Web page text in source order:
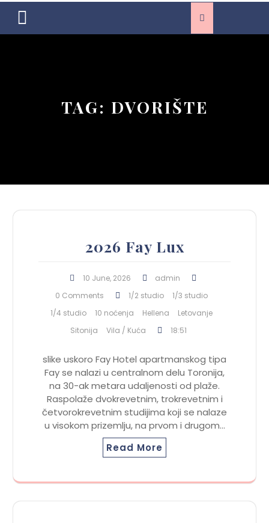
Open
TAG: DVORIŠTE
2026 Fay Lux
10 June, 2026
admin
0 Comments
1/2 studio
1/3 studio
1/4 studio
10 noćenja Hellena
Letovanje
Sitonija
Vila / Kuća 18:51
slike uskoro Fay Hotel apartmanskog tipa
Fay se nalazi u centralnom delu Toronija,
na 30-ak metara udaljenosti od plaže.
Raspolaže dvokrevetnim, trokrevetnim i
četvorokrevetnim studijima koji se nalaze
u visokom prizemlju, na prvom i drugom…
Read More